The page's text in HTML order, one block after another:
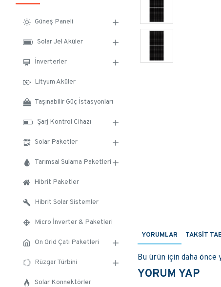
Güneş Paneli
Solar Jel Aküler
İnverterler
Lityum Aküler
Taşınabilir Güç İstasyonları
Şarj Kontrol Cihazı
Solar Paketler
Tarımsal Sulama Paketleri
Hibrit Paketler
Hibrit Solar Sistemler
Micro İnverter & Paketleri
On Grid Çatı Paketleri
Rüzgar Türbini
Solar Konnektörler
YORUMLAR TAKSIT
Bu ürün için daha önce
YORUM YAP